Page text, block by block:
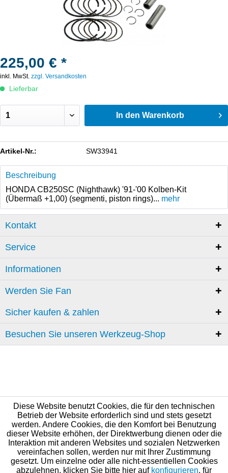
225,00 € *
inkl. MwSt. zzgl. Versandkosten
Lieferbar
In den Warenkorb
Artikel-Nr.: SW33941
Beschreibung
HONDA CB250SC (Nighthawk) '91-'00 Kolben-Kit
(Übermaß +1,00) (segmenti, piston rings)... mehr
Kontakt
Service
Informationen
Werden Sie Fan
Sicher kaufen & zahlen
Besuchen Sie unseren Werkzeug-Shop
Diese Website benutzt Cookies, die für den technischen
Betrieb der Website erforderlich sind und stets gesetzt
werden. Andere Cookies, die den Komfort bei Benutzung
dieser Website erhöhen, der Direktwerbung dienen oder die
Interaktion mit anderen Websites und sozialen Netzwerken
vereinfachen sollen, werden nur mit Ihrer Zustimmung
gesetzt. Um einzelne oder alle nicht-essentiellen Cookies
abzulehnen, klicken Sie bitte hier auf konfigurieren, für